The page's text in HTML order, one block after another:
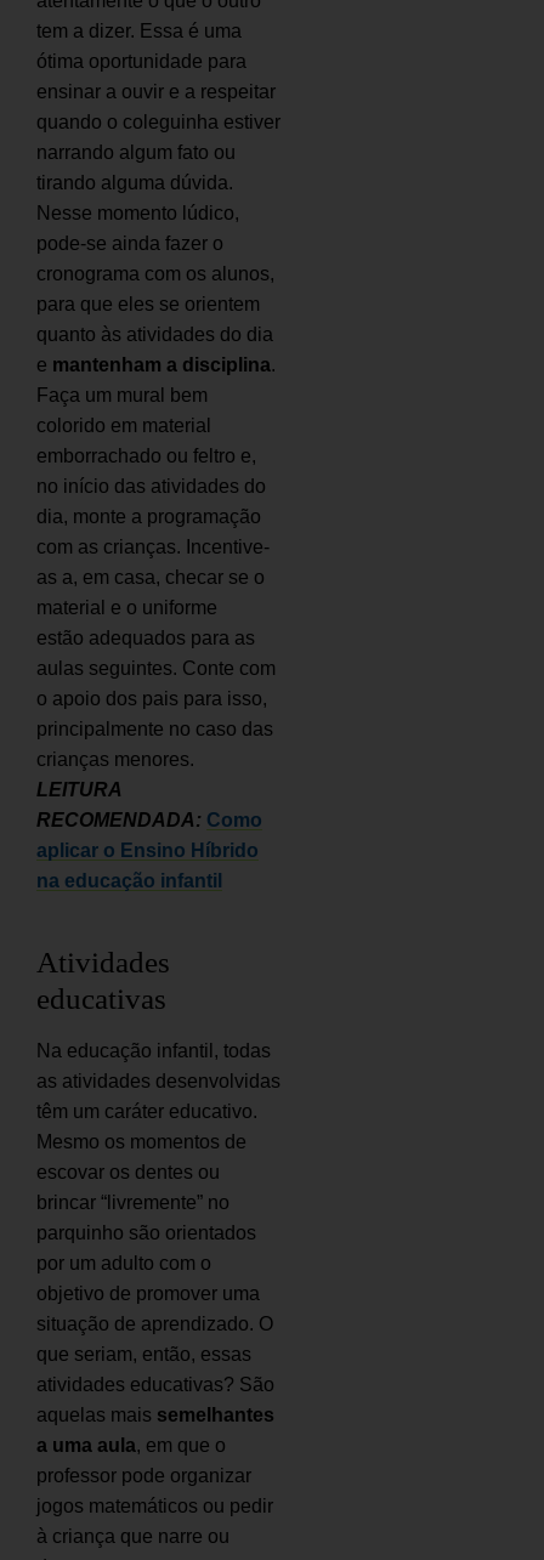
tem a dizer. Essa é uma
ótima oportunidade para
ensinar a ouvir e a respeitar
quando o coleguinha estiver
narrando algum fato ou
tirando alguma dúvida.
Nesse momento lúdico,
pode-se ainda fazer o
cronograma com os alunos,
para que eles se orientem
quanto às atividades do dia
e mantenham a disciplina.
Faça um mural bem
colorido em material
emborrachado ou feltro e,
no início das atividades do
dia, monte a programação
com as crianças. Incentive-
as a, em casa, checar se o
material e o uniforme
estão adequados para as
aulas seguintes. Conte com
o apoio dos pais para isso,
principalmente no caso das
crianças menores.
LEITURA
RECOMENDADA: Como
aplicar o Ensino Híbrido
na educação infantil
Atividades
educativas
Na educação infantil, todas
as atividades desenvolvidas
têm um caráter educativo.
Mesmo os momentos de
escovar os dentes ou
brincar “livremente” no
parquinho são orientados
por um adulto com o
objetivo de promover uma
situação de aprendizado. O
que seriam, então, essas
atividades educativas? São
aquelas mais semelhantes
a uma aula, em que o
professor pode organizar
jogos matemáticos ou pedir
à criança que narre ou